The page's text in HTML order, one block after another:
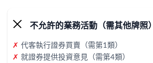
不允許的業務活動（需其他牌照）
✗ 代客執行證券買賣（需第1類）
✗ 就證券提供投資意見（需第4類）